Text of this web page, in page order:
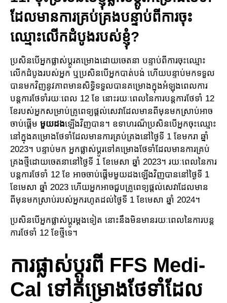
ដែលមានការ​គ្រប់គ្រងបន្ទាប់​ពីកា​រចុះ
ឈ្មោះលើកដំបូងរបស់ខ្ញុំ?
ប្រសិន​បើអ្នកផ្លាស់ប្តូរគម្រោងដោយចេតនា បន្ទាប់ពីការចុះឈ្មោះ​
លើកដំបូងរបស់អ្នក ឬប្រសិន​បើ​អ្នក​បាត់​បង់ ហើយបន្ទាប់​មក​ទទួល
បានមកវិញ​នូវភាពមានសិទ្ធិទទួលបានគម្រោង​ក្នុង​អំឡុង​ពេល​ការ​
បន្ត​ការ​ថែ​ទាំរយៈពេល 12 ខែ នោះ​រយៈពេល​នៃ​ការបន្តការថែ​ទាំ​ 12
ខែរបស់អ្នកសម្រាប់គ្រូពេទ្យ​ផ្តល់​សេវា​ដែល​មាន​ពីមុនមកស្រាប់អាច
ចាប់ផ្តើម មួយដងឡើងវិញបាន។ ឧទាហរណ៏ប្រសិនបើ​អ្នក​ចុះ​ឈ្មោះ​
នៅ​ក្នុង​គម្រោង​ថែទាំដែលមាន​ការ​គ្រប់គ្រងនៅថ្ងៃទី 1 ខែមករា ឆ្នាំ
2023។ បន្ទាប់មក អ្នកផ្លាស់​ប្តូរ​ទៅ​គម្រោង​​ថែទាំដែលមានការ​គ្រប់
គ្រងថ្មីដោយចេតនានៅថ្ងៃទី 1 ខែមេសា ឆ្នាំ 2023។ រយៈ​ពេល​នៃ​ការ​
បន្ត​ការ​ថែទាំ 12 ខែ អាចចាប់ផ្តើមមួយដងឡើង​វិញ​បាន​នៅថ្ងៃទី​ 1
ខែមេសា ឆ្នាំ 2023 ហើយអ្នកអាចជួប​គ្រូ​ពេទ្យ​​ផ្តល់សេវាដែលមាន
ពីមុន​មកស្រាប់របស់អ្នករហូតដល់ថ្ងៃ​ទី 1 ខែមេសា ឆ្នាំ 2024។
ប្រសិនបើអ្នកផ្លាស់ប្តូរម្តងទៀត នោះនឹងមិនមានរយៈពេលនៃ​ការបន្ត
ការថែទាំ 12 ខែថ្មីទេ។
ការផ្លាស់ប្តូរពី FFS Medi-
Cal ទៅគម្រោងថែទាំដែល​